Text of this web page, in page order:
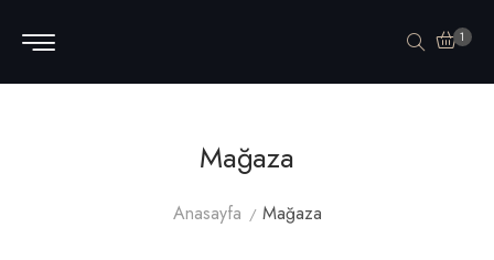
1
Mağaza
Anasayfa Mağaza